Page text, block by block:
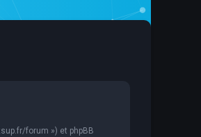
forum ») et phpBB